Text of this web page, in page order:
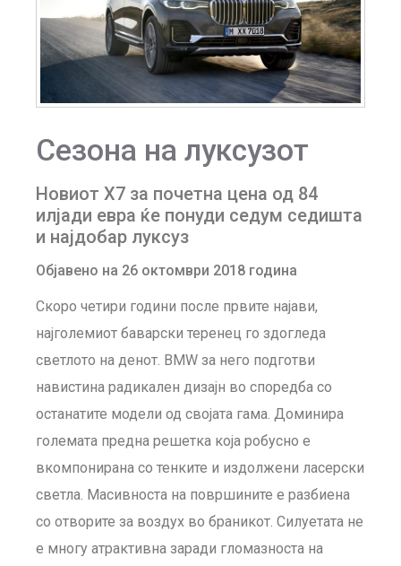
Сезона на луксузот
Новиот X7 за почетна цена од 84
илјади евра ќе понуди седум седишта
и најдобар луксуз
Објавено на 26 октомври 2018 година
Скоро четири години после првите најави,
најголемиот баварски теренец го здогледа
светлото на денот. BMW за него подготви
навистина радикален дизајн во споредба со
останатите модели од својата гама. Доминира
големата предна решетка која робусно е
вкомпонирана со тенките и издолжени ласерски
светла. Масивноста на површините е разбиена
со отворите за воздух во браникот. Силуетата не
е многу атрактивна заради гломазноста на